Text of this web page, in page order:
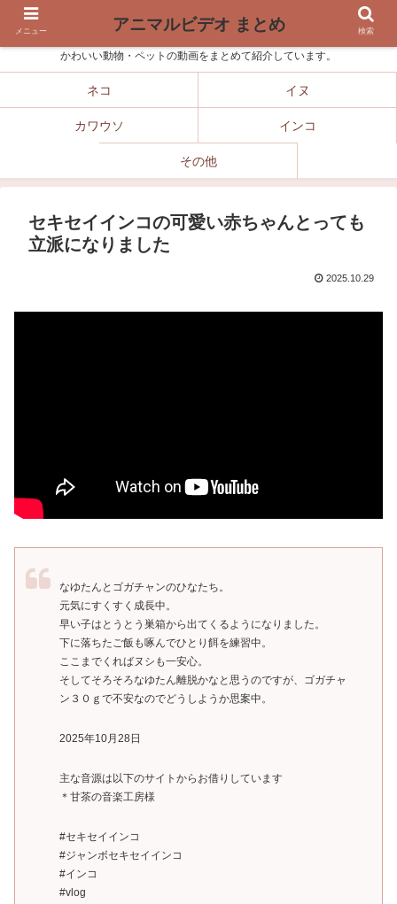
かわいい動物・ペットの動画をまとめて紹介しています。
ネコ イヌ
カワウソ インコ
その他
セキセイインコの可愛い赤ちゃんとっても
立派になりました
2025.10.29
なゆたんとゴガチャンのひなたち。
元気にすくすく成長中。
早い子はとうとう巣箱から出てくるようになりました。
下に落ちたご飯も啄んでひとり餌を練習中。
ここまでくればヌシも一安心。
そしてそろそろなゆたん離脱かなと思うのですが、ゴガチャ
ン３０ｇで不安なのでどうしようか思案中。
2025年10月28日
主な音源は以下のサイトからお借りしています
＊甘茶の音楽工房様
#セキセイインコ
#ジャンボセキセイインコ
#インコ
#vlog
メニュー アニマルビデオ まとめ 検索